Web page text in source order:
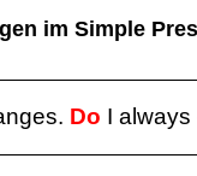
im Simple
Do I